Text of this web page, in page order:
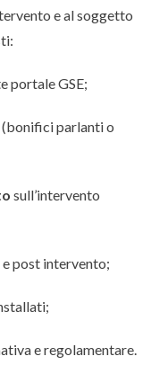
e al soggetto
portale GSE;
(bonifici parlanti o
sull’intervento
e post intervento;
e regolamentare.